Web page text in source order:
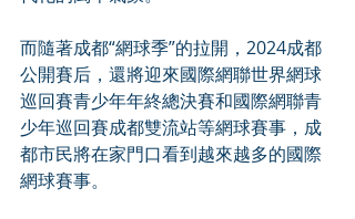
而隨著成都“網球季”的拉開，2024成都
公開賽后，還將迎來國際網聯世界網球
巡回賽青少年年終總決賽和國際網聯青
少年巡回賽成都雙流站等網球賽事，成
都市民將在家門口看到越來越多的國際
網球賽事。